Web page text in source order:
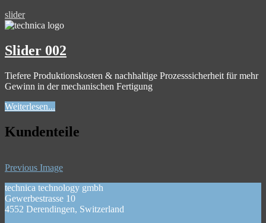
slider
Slider 002
Tiefere Produktionskosten & nachhaltige Prozesssicherheit für mehr
Gewinn in der mechanischen Fertigung
Weiterlesen...
Kundenteile
Previous Image
technica technology gmbh
Gewerbestrasse 10
4552 Derendingen, Switzerland